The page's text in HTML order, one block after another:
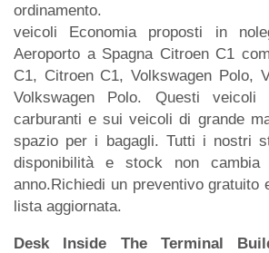
ordinamento.
veicoli Economia proposti in
Aeroporto a Spagna Citroen C1
C1, Citroen C1, Volkswagen Polo,
Volkswagen Polo. Questi
carburanti e sui veicoli di grande
spazio per i bagagli. Tutti i nostri
disponibilità e stock non
anno.Richiedi un preventivo gratuito
lista aggiornata.
Desk Inside The Terminal